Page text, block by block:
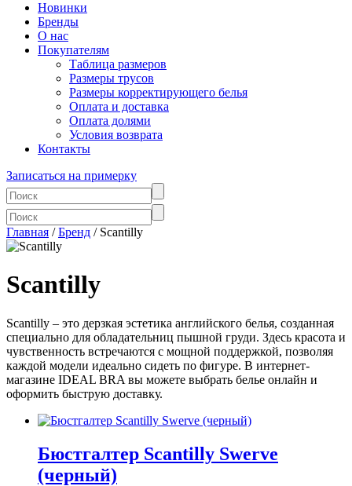
Новинки
Бренды
О нас
Покупателям
Таблица размеров
Размеры трусов
Размеры корректирующего белья
Оплата и доставка
Оплата долями
Условия возврата
Контакты
Записаться на примерку
Главная /Бренд / Scantilly
Scantilly
Scantilly – это дерзкая эстетика английского белья, созданная
специально для обладательниц пышной груди. Здесь красота и
чувственность встречаются с мощной поддержкой, позволяя
каждой модели идеально сидеть по фигуре. В интернет-
магазине IDEAL BRA вы можете выбрать белье онлайн и
оформить быструю доставку.
Бюстгалтер Scantilly Swerve
(черный)